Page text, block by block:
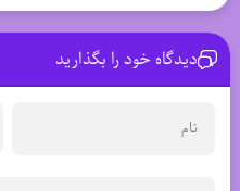
دیدگاه خود را بگذارید